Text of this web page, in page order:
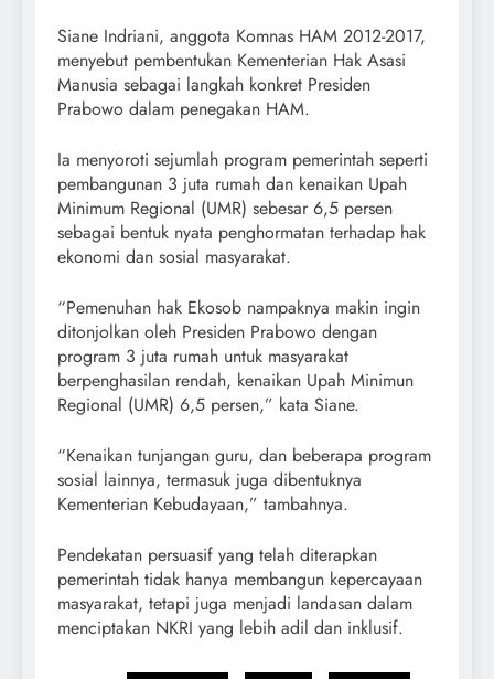
Siane Indriani, anggota Komnas HAM 2012-2017,
menyebut pembentukan Kementerian Hak Asasi
Manusia sebagai langkah konkret Presiden
Prabowo dalam penegakan HAM.
Ia menyoroti sejumlah program pemerintah seperti
pembangunan 3 juta rumah dan kenaikan Upah
Minimum Regional (UMR) sebesar 6,5 persen
sebagai bentuk nyata penghormatan terhadap hak
ekonomi dan sosial masyarakat.
“Pemenuhan hak Ekosob nampaknya makin ingin
ditonjolkan oleh Presiden Prabowo dengan
program 3 juta rumah untuk masyarakat
berpenghasilan rendah, kenaikan Upah Minimun
Regional (UMR) 6,5 persen,” kata Siane.
“Kenaikan tunjangan guru, dan beberapa program
sosial lainnya, termasuk juga dibentuknya
Kementerian Kebudayaan,” tambahnya.
Pendekatan persuasif yang telah diterapkan
pemerintah tidak hanya membangun kepercayaan
masyarakat, tetapi juga menjadi landasan dalam
menciptakan NKRI yang lebih adil dan inklusif.